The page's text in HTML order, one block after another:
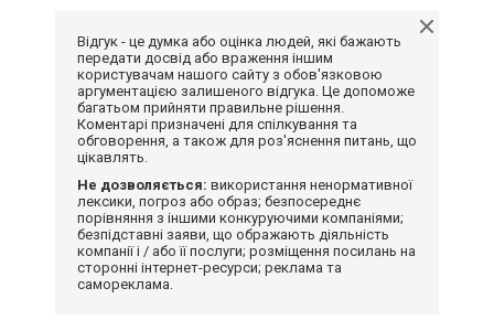
Відгук - це думка або оцінка людей, які бажають
передати досвід або враження іншим
користувачам нашого сайту з обов'язковою
аргументацією залишеного відгука. Це допоможе
багатьом прийняти правильне рішення.
Коментарі призначені для спілкування та
обговорення, а також для роз'яснення питань, що
цікавлять.
Не дозволяється: використання ненормативної
лексики, погроз або образ; безпосереднє
порівняння з іншими конкуруючими компаніями;
безпідставні заяви, що ображають діяльність
компанії і / або її послуги; розміщення посилань на
сторонні інтернет-ресурси; реклама та
самореклама.